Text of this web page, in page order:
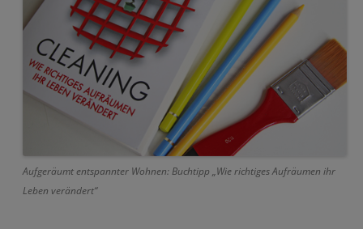
Aufgeräumt entspannter Wohnen: Buchtipp „Wie richtiges Aufräumen ihr
Leben verändert“